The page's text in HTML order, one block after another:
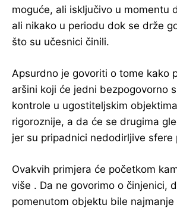
moguće, ali isključivo u momentu
ali nikako u periodu dok se drže
što su učesnici činili.
Apsurdno je govoriti o tome kako
aršini koji će jedni bezpogovorno
kontrole u ugostiteljskim
rigoroznije, a da će se drugima
jer su pripadnici nedodirljive sfere
Ovakvih primjera će početkom
više . Da ne govorimo o činjenici,
pomenutom objektu bile